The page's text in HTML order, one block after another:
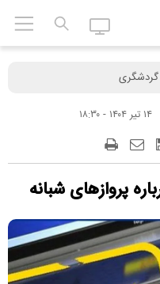
گردشگری
۱۴ تير ۱۴۰۴ - ۱۸:۳۰
پروازهای شبانه